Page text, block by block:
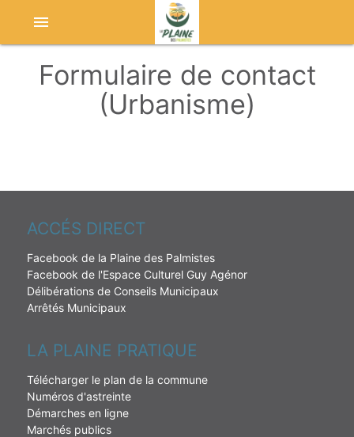
menu
Formulaire de contact
(Urbanisme)
ACCÉS DIRECT
Facebook de la Plaine des Palmistes
Facebook de l'Espace Culturel Guy Agénor
Délibérations de Conseils Municipaux
Arrêtés Municipaux
LA PLAINE PRATIQUE
Télécharger le plan de la commune
Numéros d'astreinte
Démarches en ligne
Marchés publics